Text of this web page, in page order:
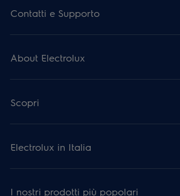
Contatti e Supporto
About Electrolux
Scopri
Electrolux in Italia
I nostri prodotti più popolari